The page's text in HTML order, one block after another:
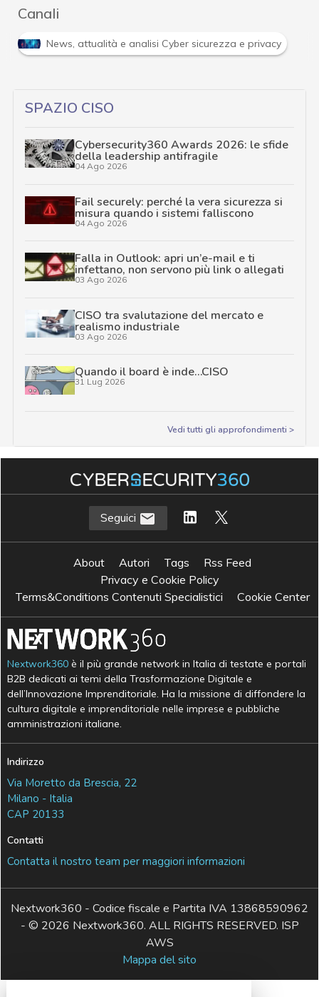
Canali
News, attualità e analisi Cyber sicurezza e privacy
SPAZIO CISO
Cybersecurity360 Awards 2026: le sfide
della leadership antifragile
04 Ago 2026
Fail securely: perché la vera sicurezza si
misura quando i sistemi falliscono
04 Ago 2026
Falla in Outlook: apri un’e-mail e ti
infettano, non servono più link o allegati
03 Ago 2026
CISO tra svalutazione del mercato e
realismo industriale
03 Ago 2026
Quando il board è inde…CISO
31 Lug 2026
Vedi tutti gli approfondimenti >
Seguici
About Autori Tags
Rss Feed
Privacy e Cookie Policy
Terms&Conditions Contenuti Specialistici
Cookie Center
Nextwork360 è il più grande network in Italia di testate e portali
B2B dedicati ai temi della Trasformazione Digitale e
dell’Innovazione Imprenditoriale. Ha la missione di diffondere la
cultura digitale e imprenditoriale nelle imprese e pubbliche
amministrazioni italiane.
Indirizzo
Via Moretto da Brescia, 22
Milano - Italia
CAP 20133
Contatti
Contatta il nostro team per maggiori informazioni
Nextwork360 - Codice fiscale e Partita IVA 13868590962
- © 2026 Nextwork360. ALL RIGHTS RESERVED. ISP
AWS
Mappa del sito